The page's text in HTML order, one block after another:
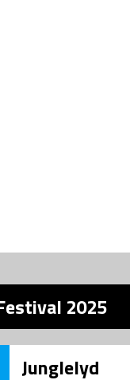
2025
Junglelyd